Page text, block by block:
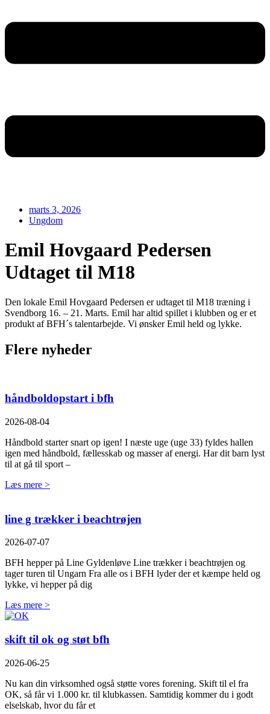
marts 3, 2026
Ungdom
Emil Hovgaard Pedersen
Udtaget til M18
Den lokale Emil Hovgaard Pedersen er udtaget til M18 træning i
Svendborg 16. – 21. Marts. Emil har altid spillet i klubben og er et
produkt af BFH´s talentarbejde. Vi ønsker Emil held og lykke.
Flere nyheder
håndboldopstart i bfh
2026-08-04
Håndbold starter snart op igen! I næste uge (uge 33) fyldes hallen
igen med håndbold, fællesskab og masser af energi. Har dit barn lyst
til at gå til sport –
Læs mere >
line g trækker i beachtrøjen
2026-07-07
BFH hepper på Line Gyldenløve Line trækker i beachtrøjen og
tager turen til Ungarn Fra alle os i BFH lyder der et kæmpe held og
lykke, vi hepper på dig
Læs mere >
skift til ok og støt bfh
2026-06-25
Nu kan din virksomhed også støtte vores forening. Skift til el fra
OK, så får vi 1.000 kr. til klubkassen. Samtidig kommer du i godt
elselskab, hvor du får et